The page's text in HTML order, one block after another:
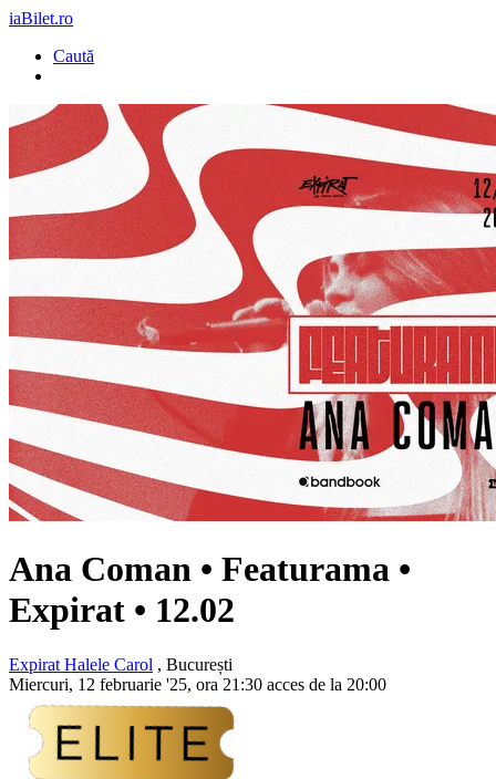
iaBilet.ro
Caută
Ana Coman • Featurama •
Expirat • 12.02
Expirat Halele Carol , București
Miercuri, 12 februarie '25, ora 21:30 acces de la 20:00